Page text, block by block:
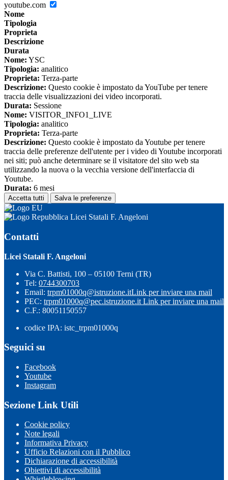
youtube.com
Nome
Tipologia
Proprieta
Descrizione
Durata
Nome: YSC
Tipologia: analitico
Proprieta: Terza-parte
Descrizione: Questo cookie è impostato da YouTube per tenere
traccia delle visualizzazioni dei video incorporati.
Durata: Sessione
Nome: VISITOR_INFO1_LIVE
Tipologia: analitico
Proprieta: Terza-parte
Descrizione: Questo cookie è impostato da Youtube per tenere
traccia delle preferenze dell'utente per i video di Youtube incorporati
nei siti; può anche determinare se il visitatore del sito web sta
utilizzando la nuova o la vecchia versione dell'interfaccia di
Youtube.
Durata: 6 mesi
Accetta tutti Salva le preferenze
Licei Statali F. Angeloni
Contatti
Licei Statali F. Angeloni
Via C. Battisti, 100 – 05100 Terni (TR)
Tel: 0744300703
Email: trpm01000q@istruzione.itLink per inviare una mail
PEC: trpm01000q@pec.istruzione.it Link per inviare una mail
C.F.: 80051150557
codice IPA: istc_trpm01000q
Seguici su
Facebook
Youtube
Instagram
Sezione Link Utili
Cookie policy
Note legali
Informativa Privacy
Ufficio Relazioni con il Pubblico
Dichiarazione di accessibilità
Obiettivi di accessibilità